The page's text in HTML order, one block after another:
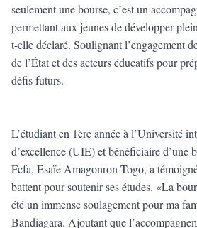
seulement une bourse, c’est un
permettant aux jeunes de développer
t-elle déclaré. Soulignant l’engagement
de l’État et des acteurs éducatifs pour
défis futurs.
L’étudiant en 1ère année à l’Université
d’excellence (UIE) et bénéficiaire d’une
Fcfa, Esaïe Amagonron Togo, a
battent pour soutenir ses études. «La
été un immense soulagement pour ma
Bandiagara. Ajoutant que